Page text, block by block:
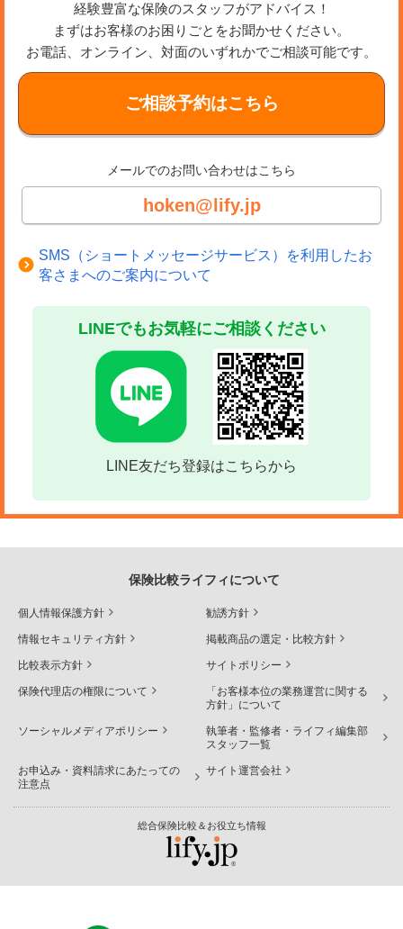
経験豊富な保険のスタッフがアドバイス！
まずはお客様のお困りごとをお聞かせください。
お電話、オンライン、対面のいずれかでご相談可能です。
ご相談予約はこちら
メールでのお問い合わせはこちら
hoken@lify.jp
SMS（ショートメッセージサービス）を利用したお
客さまへのご案内について
LINEでもお気軽にご相談ください
LINE友だち登録はこちらから
保険比較ライフィについて
個人情報保護方針 勧誘方針
情報セキュリティ方針 掲載商品の選定・比較方針
比較表示方針 サイトポリシー
保険代理店の権限について
「お客様本位の業務運営に関する
方針」について
ソーシャルメディアポリシー
執筆者・監修者・ライフィ編集部
スタッフ一覧
お申込み・資料請求にあたっての
注意点
サイト運営会社
総合保険比較＆お役立ち情報